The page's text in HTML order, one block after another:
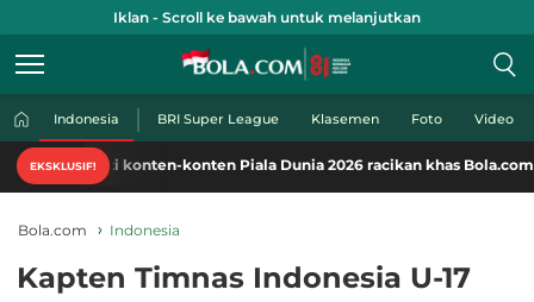
Iklan - Scroll ke bawah untuk melanjutkan
Indonesia BRI Super League Klasemen Foto Video
EKSKLUSIF!
konten-konten Piala Dunia 2026 racikan khas Bola.com. Klik di sini!
Bola.com Indonesia
Kapten Timnas Indonesia U-17